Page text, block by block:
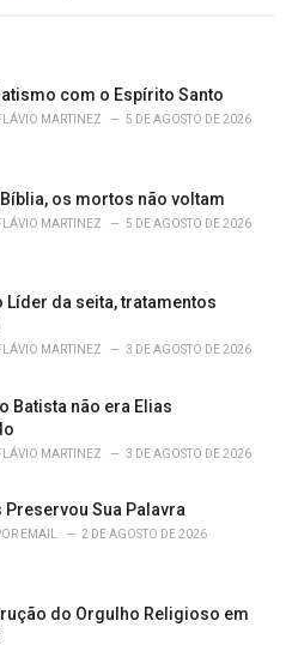
com o Espírito Santo
MARTINEZ 5 DE AGOSTO DE 2026
os mortos não voltam
MARTINEZ 5 DE AGOSTO DE 2026
Líder da seita, tratamentos
MARTINEZ 3 DE AGOSTO DE 2026
Batista não era Elias
MARTINEZ 3 DE AGOSTO DE 2026
Preservou Sua Palavra
EMAIL 2 DE AGOSTO DE 2026
do Orgulho Religioso em